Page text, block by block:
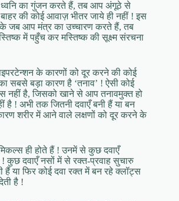
का गुंजन करते हैं, तब आप अंगूठे से
की कोई आवाज़ भीतर जाये ही नहीं ! इस
जब आप मंत्र का उच्चारण करते हैं, तब
में पहुँच कर मस्तिष्क की सूक्ष्म संरचना
के कारणों को दूर करने की कोई
सबसे बड़ा कारण है ‘तनाव’ ! ऐसी कोई
नहीं है, जिसको खाने से आप तनावमुक्त हो
है ! अभी तक जितनी दवाएँ बनी हैं या बन
शरीर में आने वाले लक्षणों को दूर करने के
ही होते हैं ! उनमें से कुछ दवाएँ
कुछ दवाएँ नसों में से रक्त-प्रवाह सुचारु
या फिर कोई दवा रक्त में बन रहे क्लॉट्स
है !